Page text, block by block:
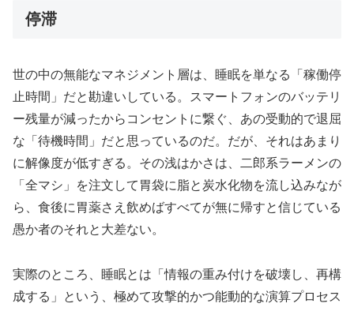
停滞
世の中の無能なマネジメント層は、睡眠を単なる「稼働停
止時間」だと勘違いしている。スマートフォンのバッテリ
ー残量が減ったからコンセントに繋ぐ、あの受動的で退屈
な「待機時間」だと思っているのだ。だが、それはあまり
に解像度が低すぎる。その浅はかさは、二郎系ラーメンの
「全マシ」を注文して胃袋に脂と炭水化物を流し込みなが
ら、食後に胃薬さえ飲めばすべてが無に帰すと信じている
愚か者のそれと大差ない。
実際のところ、睡眠とは「情報の重み付けを破壊し、再構
成する」という、極めて攻撃的かつ能動的な演算プロセス